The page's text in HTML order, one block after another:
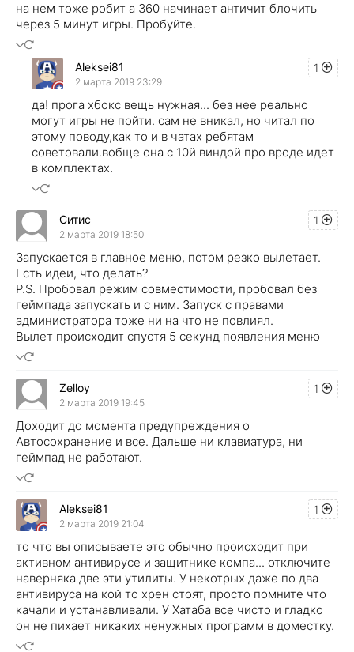
на нем тоже робит а 360 начинает античит блочить
через 5 минут игры. Пробуйте.
1
Aleksei81
2 марта 2019 23:29
да! прога хбокс вещь нужная... без нее реально
могут игры не пойти. сам не вникал, но читал по
этому поводу,как то и в чатах ребятам
советовали.вобще она с 10й виндой про вроде идет
в комплектах.
1
Ситис
2 марта 2019 18:50
Запускается в главное меню, потом резко вылетает.
Есть идеи, что делать?
P.S. Пробовал режим совместимости, пробовал без
геймпада запускать и с ним. Запуск с правами
администратора тоже ни на что не повлиял.
Вылет происходит спустя 5 секунд появления меню
1
Zelloy
2 марта 2019 19:45
Доходит до момента предупреждения о
Автосохранение и все. Дальше ни клавиатура, ни
геймпад не работают.
1
Aleksei81
2 марта 2019 21:04
то что вы описываете это обычно происходит при
активном антивирусе и защитнике компа... отключите
наверняка две эти утилиты. У некотрых даже по два
антивируса на кой то хрен стоят, просто помните что
качали и устанавливали. У Хатаба все чисто и гладко
он не пихает никаких ненужных программ в доместку.